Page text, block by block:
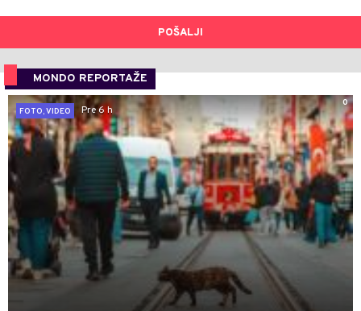
POŠALJI
MONDO REPORTAŽE
0
FOTO, VIDEO
Pre 6 h